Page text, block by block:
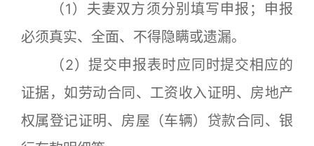
（1）夫妻双方须分别填写申报；申报
必须真实、全面、不得隐瞒或遗漏。
（2）提交申报表时应同时提交相应的
证据，如劳动合同、工资收入证明、房地产
权属登记证明、房屋（车辆）贷款合同、银